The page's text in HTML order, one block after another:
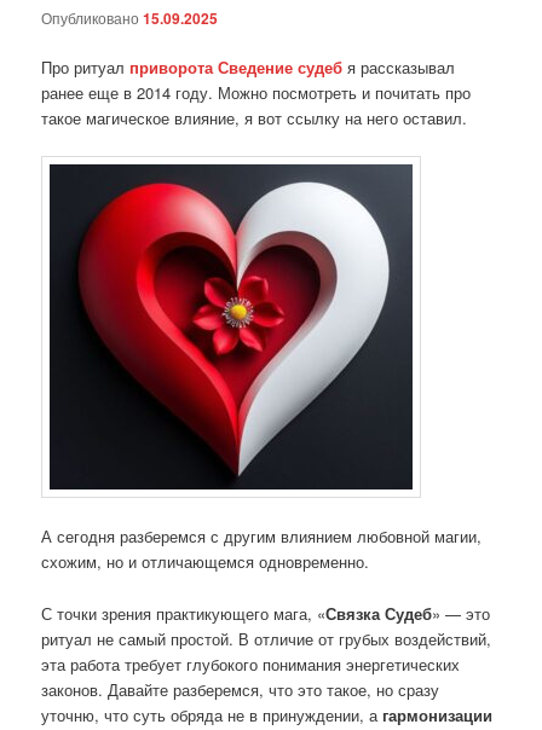
Опубликовано15.09.2025
Про ритуал приворота Сведение судеб я рассказывал
ранее еще в 2014 году. Можно посмотреть и почитать про
такое магическое влияние, я вот ссылку на него оставил.
А сегодня разберемся с другим влиянием любовной магии,
схожим, но и отличающемся одновременно.
С точки зрения практикующего мага, «Связка Судеб» — это
ритуал не самый простой. В отличие от грубых воздействий,
эта работа требует глубокого понимания энергетических
законов. Давайте разберемся, что это такое, но сразу
уточню, что суть обряда не в принуждении, а гармонизации